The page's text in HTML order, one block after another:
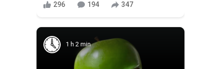
296 194 347
1 h 2 min